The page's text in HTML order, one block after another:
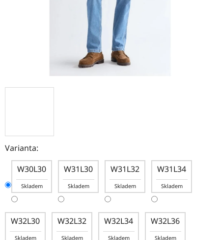
Varianta:
W30L30
Skladem
W31L30
Skladem
W31L32
Skladem
W31L34
Skladem
W32L30
Skladem
W32L32
Skladem
W32L34
Skladem
W32L36
Skladem